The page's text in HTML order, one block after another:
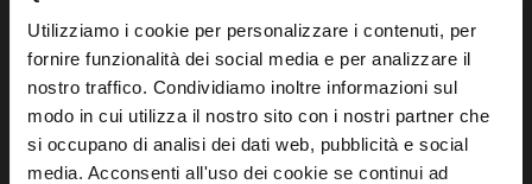
Utilizziamo i cookie per personalizzare i contenuti, per
fornire funzionalità dei social media e per analizzare il
nostro traffico. Condividiamo inoltre informazioni sul
modo in cui utilizza il nostro sito con i nostri partner che
si occupano di analisi dei dati web, pubblicità e social
media. Acconsenti all'uso dei cookie se continui ad
Sito ufficiale di informazione turistica
dell'Unione dei Comuni della Bassa Romagna